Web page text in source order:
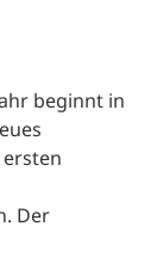
beginnt in
Der